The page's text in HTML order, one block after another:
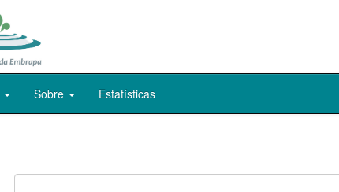
Sobre Estatísticas